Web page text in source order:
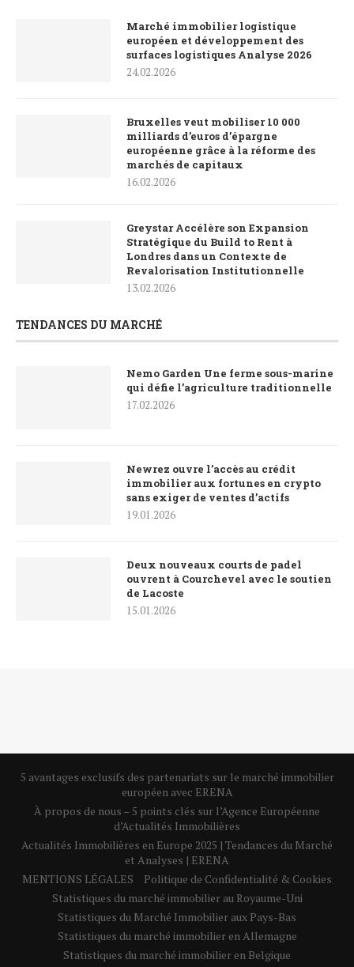
Marché immobilier logistique
européen et développement des
surfaces logistiques Analyse 2026
24.02.2026
Bruxelles veut mobiliser 10 000
milliards d’euros d’épargne
européenne grâce à la réforme des
marchés de capitaux
16.02.2026
Greystar Accélère son Expansion
Stratégique du Build to Rent à
Londres dans un Contexte de
Revalorisation Institutionnelle
13.02.2026
TENDANCES DU MARCHÉ
Nemo Garden Une ferme sous-marine
qui défie l’agriculture traditionnelle
17.02.2026
Newrez ouvre l’accès au crédit
immobilier aux fortunes en crypto
sans exiger de ventes d’actifs
19.01.2026
Deux nouveaux courts de padel
ouvrent à Courchevel avec le soutien
de Lacoste
15.01.2026
5 avantages exclusifs des partenariats sur le marché immobilier
européen avec ERENA
À propos de nous – 5 points clés sur l’Agence Européenne
d’Actualités Immobilières
Actualités Immobilières en Europe 2025 | Tendances du Marché
et Analyses | ERENA
MENTIONS LÉGALES
Politique de Confidentialité & Cookies
Statistiques du marché immobilier au Royaume-Uni
Statistiques du Marché Immobilier aux Pays-Bas
Statistiques du marché immobilier en Allemagne
Statistiques du marché immobilier en Belgique